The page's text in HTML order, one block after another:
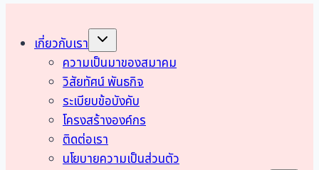
ปี
2567
เกี่ยวกับเรา
Toggle
menu
ความเป็นมาของสมาคม
วิสัยทัศน์ พันธกิจ
ระเบียบข้อบังคับ
โครงสร้างองค์กร
ติดต่อเรา
นโยบายความเป็นส่วนตัว